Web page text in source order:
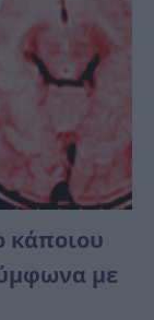
κάποιου
με